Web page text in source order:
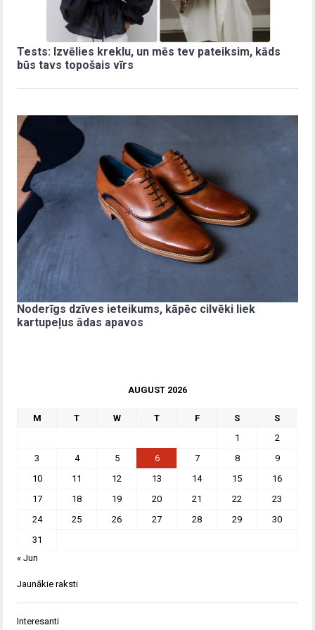
Tests: Izvēlies kreklu, un mēs tev pateiksim, kāds
būs tavs topošais vīrs
Noderīgs dzīves ieteikums, kāpēc cilvēki liek
kartupeļus ādas apavos
AUGUST 2026
M T W T F S
S
1
2
3
4 5 6 7 8
9
10
11 12 13 14 15
16
17
18 19 20 21 22
23
24
25 26 27 28 29
30
31
« Jun
Jaunākie raksti
Interesanti